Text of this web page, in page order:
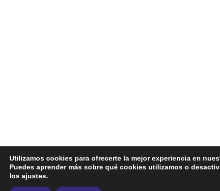
Utilizamos cookies para ofrecerte la mejor experiencia en
Puedes aprender más sobre qué cookies utilizamos o
los ajustes.